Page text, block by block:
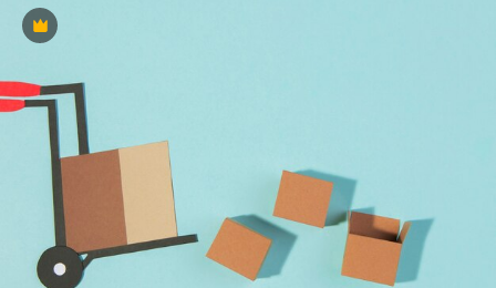
Premium